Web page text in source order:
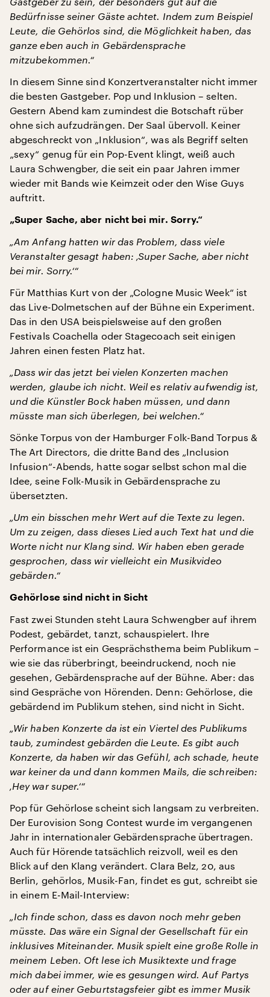
Bedürfnisse seiner Gäste achtet. Indem zum Beispiel
Leute, die Gehörlos sind, die Möglichkeit haben, das
ganze eben auch in Gebärdensprache
mitzubekommen.“
In diesem Sinne sind Konzertveranstalter nicht immer
die besten Gastgeber. Pop und Inklusion – selten.
Gestern Abend kam zumindest die Botschaft rüber
ohne sich aufzudrängen. Der Saal übervoll. Keiner
abgeschreckt von „Inklusion“, was als Begriff selten
„sexy“ genug für ein Pop-Event klingt, weiß auch
Laura Schwengber, die seit ein paar Jahren immer
wieder mit Bands wie Keimzeit oder den Wise Guys
auftritt.
„Super Sache, aber nicht bei mir. Sorry.“
„Am Anfang hatten wir das Problem, dass viele
Veranstalter gesagt haben: ‚Super Sache, aber nicht
bei mir. Sorry.‘“
Für Matthias Kurt von der „Cologne Music Week“ ist
das Live-Dolmetschen auf der Bühne ein Experiment.
Das in den USA beispielsweise auf den großen
Festivals Coachella oder Stagecoach seit einigen
Jahren einen festen Platz hat.
„Dass wir das jetzt bei vielen Konzerten machen
werden, glaube ich nicht. Weil es relativ aufwendig ist,
und die Künstler Bock haben müssen, und dann
müsste man sich überlegen, bei welchen.“
Sönke Torpus von der Hamburger Folk-Band Torpus &
The Art Directors, die dritte Band des „Inclusion
Infusion“-Abends, hatte sogar selbst schon mal die
Idee, seine Folk-Musik in Gebärdensprache zu
übersetzten.
„Um ein bisschen mehr Wert auf die Texte zu legen.
Um zu zeigen, dass dieses Lied auch Text hat und die
Worte nicht nur Klang sind. Wir haben eben gerade
gesprochen, dass wir vielleicht ein Musikvideo
gebärden.“
Gehörlose sind nicht in Sicht
Fast zwei Stunden steht Laura Schwengber auf ihrem
Podest, gebärdet, tanzt, schauspielert. Ihre
Performance ist ein Gesprächsthema beim Publikum –
wie sie das rüberbringt, beeindruckend, noch nie
gesehen, Gebärdensprache auf der Bühne. Aber: das
sind Gespräche von Hörenden. Denn: Gehörlose, die
gebärdend im Publikum stehen, sind nicht in Sicht.
„Wir haben Konzerte da ist ein Viertel des Publikums
taub, zumindest gebärden die Leute. Es gibt auch
Konzerte, da haben wir das Gefühl, ach schade, heute
war keiner da und dann kommen Mails, die schreiben:
‚Hey war super.‘“
Pop für Gehörlose scheint sich langsam zu verbreiten.
Der Eurovision Song Contest wurde im vergangenen
Jahr in internationaler Gebärdensprache übertragen.
Auch für Hörende tatsächlich reizvoll, weil es den
Blick auf den Klang verändert. Clara Belz, 20, aus
Berlin, gehörlos, Musik-Fan, findet es gut, schreibt sie
in einem E-Mail-Interview:
„Ich finde schon, dass es davon noch mehr geben
müsste. Das wäre ein Signal der Gesellschaft für ein
inklusives Miteinander. Musik spielt eine große Rolle in
meinem Leben. Oft lese ich Musiktexte und frage
mich dabei immer, wie es gesungen wird. Auf Partys
oder auf einer Geburtstagsfeier gibt es immer Musik